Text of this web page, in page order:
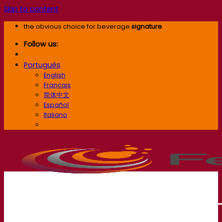
Skip to content
the obvious choice for beverage signature
Follow us:
Português
English
Français
简体中文
Español
Italiano